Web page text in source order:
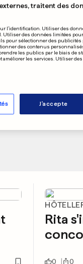
Rita
0 0
traitent des
l’identification. Utiliser des
Utiliser des données limitées
pour sélectionner des publicités
des contenus
les publics par le biais de
améliorer les services. Utiliser
J'accepte